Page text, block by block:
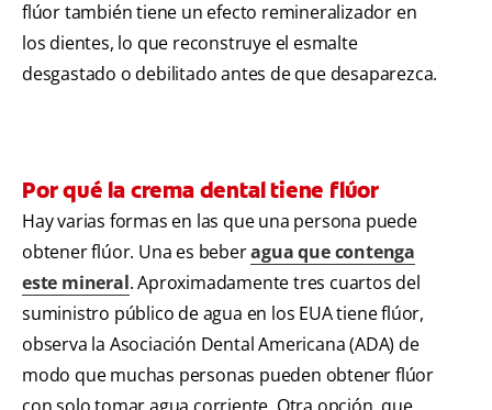
flúor también tiene un efecto remineralizador en
los dientes, lo que reconstruye el esmalte
desgastado o debilitado antes de que desaparezca.
Por qué la crema dental tiene flúor
Hay varias formas en las que una persona puede
obtener flúor. Una es beberagua que contenga
este mineral. Aproximadamente tres cuartos del
suministro público de agua en los EUA tiene flúor,
observa la Asociación Dental Americana (ADA) de
modo que muchas personas pueden obtener flúor